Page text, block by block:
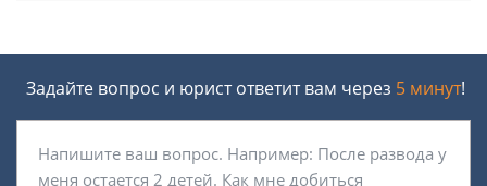
Задайте вопрос и юрист ответит вам через 5 минут!